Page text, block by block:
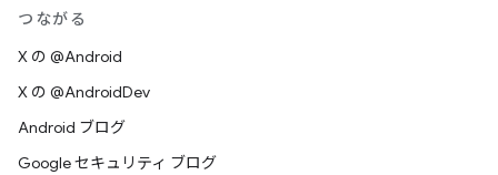
つながる
X の @Android
X の @AndroidDev
Android ブログ
Google セキュリティ ブログ